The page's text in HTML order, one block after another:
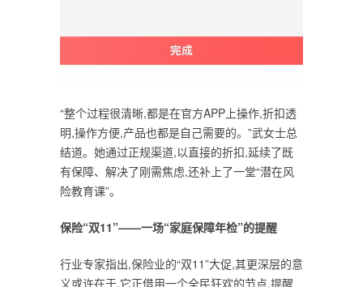
“整个过程很清晰,都是在官方APP上操作,折扣透
明,操作方便,产品也都是自己需要的。”武女士总
结道。她通过正规渠道,以直接的折扣,延续了既
有保障、解决了刚需焦虑,还补上了一堂“潜在风
险教育课”。
保险“双11”——一场“家庭保障年检”的提醒
行业专家指出,保险业的“双11”大促,其更深层的意
义或许在于,它正借用一个全民狂欢的节点,提醒